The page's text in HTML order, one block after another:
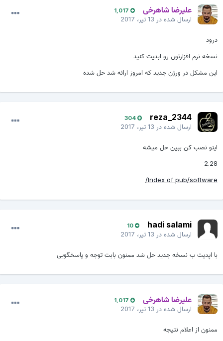
علیرضا شاهرخی 1,017
ارسال شده در13 تیر، 2017
درود
نسخه نرم افزارتون رو ابدیت کنید
این مشکل در ورژن جدید که امروز ارائه شد حل شده
reza_2344
304
ارسال شده در13 تیر، 2017
اینو نصب کن ببین حل میشه
2.28
Index of pub/software/
hadi salami
10
ارسال شده در13 تیر، 2017
با اپدیت ب نسخه جدید حل شد ممنون بابت توجه و پاسخگویی
علیرضا شاهرخی 1,017
ارسال شده در13 تیر، 2017
ممنون از اعلام نتیجه